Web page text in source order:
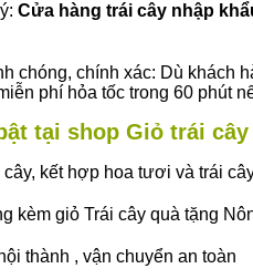
Cửa hàng trái cây nhập
chóng, chính xác: Dù khách
phí hỏa tốc trong 60 phút
tại shop Giỏ trái
kết hợp hoa tươi và trái
kèm giỏ Trái cây quà tặng
thành , vận chuyển an toàn